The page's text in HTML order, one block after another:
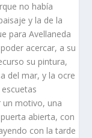
no había
y la de la
para Avellaneda
acercar, a su
su pintura,
del mar, y la ocre
un motivo, una
abierta, con
con la tarde